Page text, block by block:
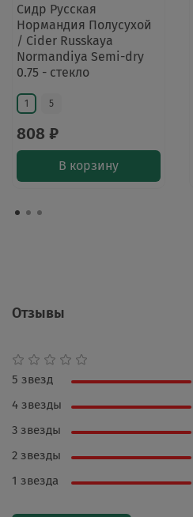
Сидр Русская
Нормандия Полусухой
/ Cider Russkaya
Normandiya Semi-dry
0.75 - стекло
1 5
808 ₽
В корзину
Отзывы
5 звезд
4 звезды
3 звезды
2 звезды
1 звезда